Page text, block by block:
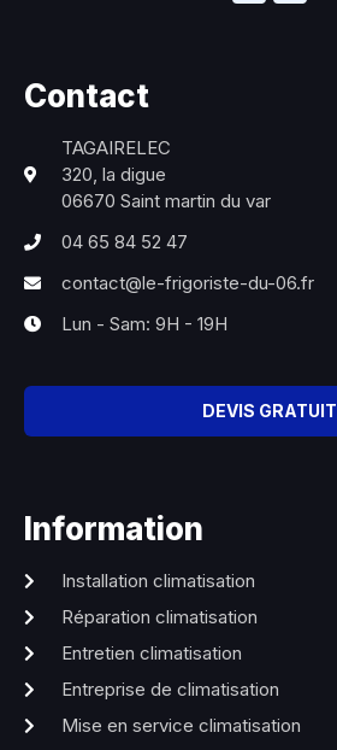
Contact
TAGAIRELEC
320, la digue
06670 Saint martin du var
04 65 84 52 47
contact@le-frigoriste-du-06.fr
Lun - Sam: 9H - 19H
DEVIS GRATUIT
Information
Installation climatisation
Réparation climatisation
Entretien climatisation
Entreprise de climatisation
Mise en service climatisation